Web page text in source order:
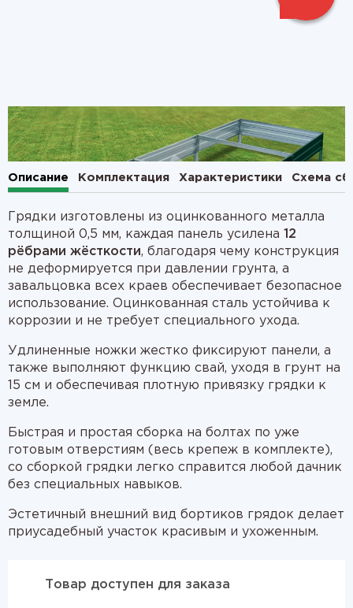
1
Описание Комплектация Характеристики Схема
Грядки изготовлены из оцинкованного металла
толщиной 0,5 мм, каждая панель усилена 12
рёбрами жёсткости, благодаря чему конструкция
не деформируется при давлении грунта, а
завальцовка всех краев обеспечивает безопасное
использование. Оцинкованная сталь устойчива к
коррозии и не требует специального ухода.
Удлиненные ножки жестко фиксируют панели, а
также выполняют функцию свай, уходя в грунт на
15 см и обеспечивая плотную привязку грядки к
земле.
Быстрая и простая сборка на болтах по уже
готовым отверстиям (весь крепеж в комплекте),
со сборкой грядки легко справится любой дачник
без специальных навыков.
Эстетичный внешний вид бортиков грядок делает
приусадебный участок красивым и ухоженным.
Товар доступен для заказа